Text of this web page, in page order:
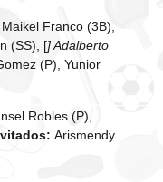
Franco (3B),
(SS), [] Adalberto
(P), Yunior
Robles (P),
Arismendy